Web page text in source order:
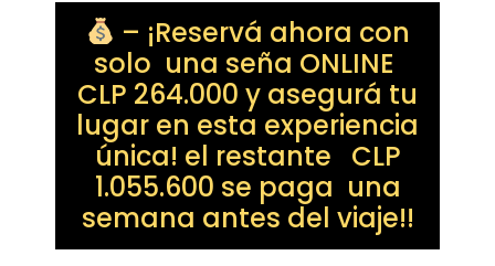
– ¡Reservá ahora con
solo una seña ONLINE
CLP 264.000 y asegurá tu
lugar en esta experiencia
única! el restante CLP
1.055.600 se paga una
semana antes del viaje!!